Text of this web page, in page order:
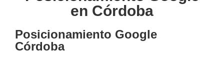
en Córdoba
Posicionamiento Google
Córdoba